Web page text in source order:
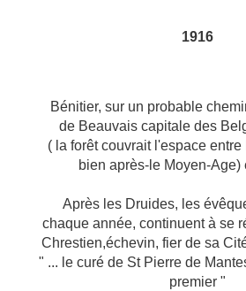
1916
Bénitier, sur un probable
de Beauvais capitale des
( la forêt couvrait l'espace
bien après-le Moyen-Age)
Après les Druides, les
chaque année, continuent à se
Chrestien,échevin, fier de sa
" ... le curé de St Pierre de
premier "